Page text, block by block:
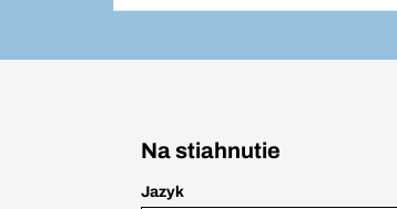
Na stiahnutie
Jazyk